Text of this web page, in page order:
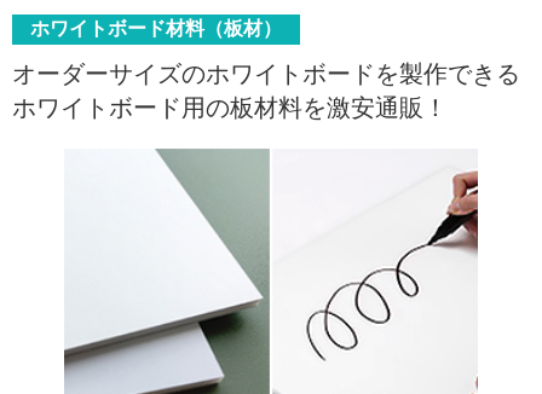
ホワイトボード材料（板材）
オーダーサイズのホワイトボードを製作できる
ホワイトボード用の板材料を激安通販！